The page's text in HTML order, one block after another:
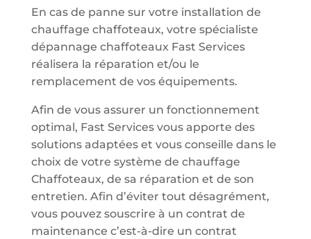
En cas de panne sur votre installation de
chauffage chaffoteaux, votre spécialiste
dépannage chaffoteaux Fast Services
réalisera la réparation et/ou le
remplacement de vos équipements.
Afin de vous assurer un fonctionnement
optimal, Fast Services vous apporte des
solutions adaptées et vous conseille dans le
choix de votre système de chauffage
Chaffoteaux, de sa réparation et de son
entretien. Afin d’éviter tout désagrément,
vous pouvez souscrire à un contrat de
maintenance c’est-à-dire un contrat